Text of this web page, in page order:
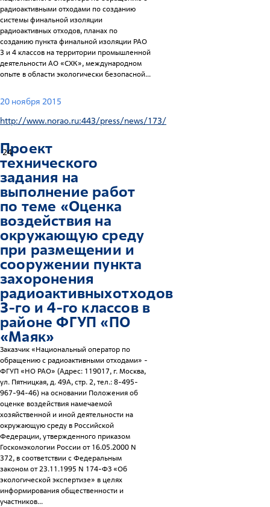
радиоактивными отходами по созданию
системы финальной изоляции
радиоактивных отходов, планах по
созданию пункта финальной изоляции РАО
3 и 4 классов на территории промышленной
деятельности АО «СХК», международном
опыте в области экологически безопасной...
20 ноября 2015
http://www.norao.ru:443/press/news/173/
24
Проект
технического
задания на
выполнение работ
по теме «Оценка
воздействия на
окружающую среду
при размещении и
сооружении пункта
захоронения
радиоактивныхотходов
3-го и 4-го классов в
районе ФГУП «ПО
«Маяк»
Заказчик «Национальный оператор по
обращению с радиоактивными отходами» -
ФГУП «НО РАО» (Адрес: 119017, г. Москва,
ул. Пятницкая, д. 49А, стр. 2, тел.: 8-495-
967-94-46) на основании Положения об
оценке воздействия намечаемой
хозяйственной и иной деятельности на
окружающую среду в Российской
Федерации, утвержденного приказом
Госкомэкологии России от 16.05.2000 N
372, в соответствии с Федеральным
законом от 23.11.1995 N 174-ФЗ «Об
экологической экспертизе» в целях
информирования общественности и
участников...